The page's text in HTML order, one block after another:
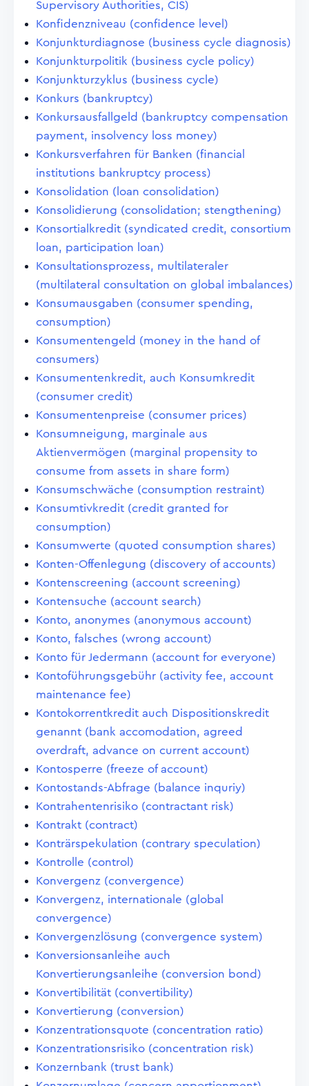
Supervisory Authorities, CIS)
Konfidenzniveau (confidence level)
Konjunkturdiagnose (business cycle diagnosis)
Konjunkturpolitik (business cycle policy)
Konjunkturzyklus (business cycle)
Konkurs (bankruptcy)
Konkursausfallgeld (bankruptcy compensation
payment, insolvency loss money)
Konkursverfahren für Banken (financial
institutions bankruptcy process)
Konsolidation (loan consolidation)
Konsolidierung (consolidation; stengthening)
Konsortialkredit (syndicated credit, consortium
loan, participation loan)
Konsultationsprozess, multilateraler
(multilateral consultation on global imbalances)
Konsumausgaben (consumer spending,
consumption)
Konsumentengeld (money in the hand of
consumers)
Konsumentenkredit, auch Konsumkredit
(consumer credit)
Konsumentenpreise (consumer prices)
Konsumneigung, marginale aus
Aktienvermögen (marginal propensity to
consume from assets in share form)
Konsumschwäche (consumption restraint)
Konsumtivkredit (credit granted for
consumption)
Konsumwerte (quoted consumption shares)
Konten-Offenlegung (discovery of accounts)
Kontenscreening (account screening)
Kontensuche (account search)
Konto, anonymes (anonymous account)
Konto, falsches (wrong account)
Konto für Jedermann (account for everyone)
Kontoführungsgebühr (activity fee, account
maintenance fee)
Kontokorrentkredit auch Dispositionskredit
genannt (bank accomodation, agreed
overdraft, advance on current account)
Kontosperre (freeze of account)
Kontostands-Abfrage (balance inquriy)
Kontrahentenrisiko (contractant risk)
Kontrakt (contract)
Konträrspekulation (contrary speculation)
Kontrolle (control)
Konvergenz (convergence)
Konvergenz, internationale (global
convergence)
Konvergenzlösung (convergence system)
Konversionsanleihe auch
Konvertierungsanleihe (conversion bond)
Konvertibilität (convertibility)
Konvertierung (conversion)
Konzentrationsquote (concentration ratio)
Konzentrationsrisiko (concentration risk)
Konzernbank (trust bank)